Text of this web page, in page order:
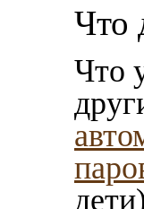
Что
Что